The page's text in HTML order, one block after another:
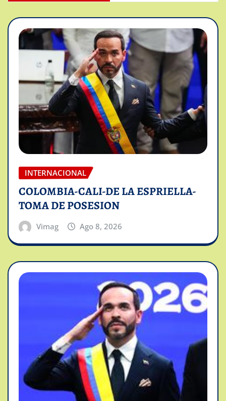
INTERNACIONAL
COLOMBIA-CALI-DE LA ESPRIELLA-
TOMA DE POSESION
Vimag Ago 8, 2026